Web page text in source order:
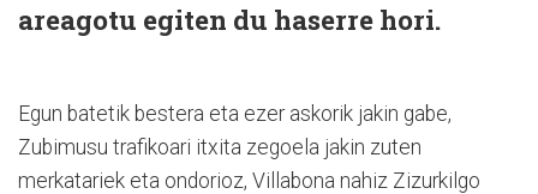
areagotu egiten du haserre hori.
Egun batetik bestera eta ezer askorik jakin gabe,
Zubimusu trafikoari itxita zegoela jakin zuten
merkatariek eta ondorioz, Villabona nahiz Zizurkilgo